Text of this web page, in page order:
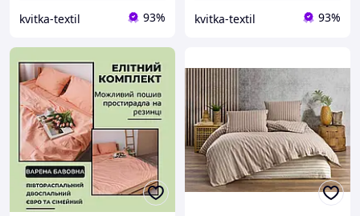
kvitka-textil 93% kvitka-textil 93%